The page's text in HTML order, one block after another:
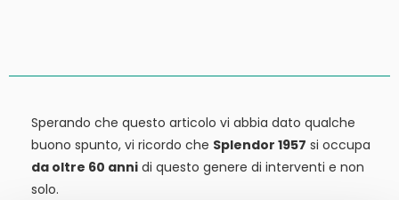
Sperando che questo articolo vi abbia dato qualche
buono spunto, vi ricordo che Splendor 1957 si occupa
da oltre 60 anni di questo genere di interventi e non
solo.